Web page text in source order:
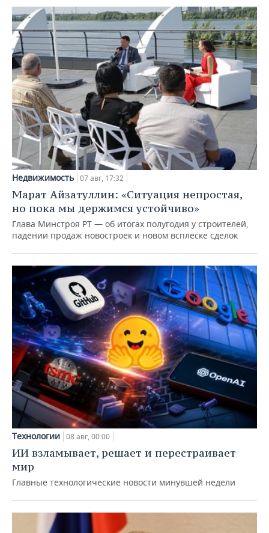
Недвижимость 07 авг, 17:32
Марат Айзатуллин: «Ситуация непростая,
но пока мы держимся устойчиво»
Глава Минстроя РТ — об итогах полугодия у строителей,
падении продаж новостроек и новом всплеске сделок
Технологии 08 авг, 00:00
ИИ взламывает, решает и перестраивает
мир
Главные технологические новости минувшей недели